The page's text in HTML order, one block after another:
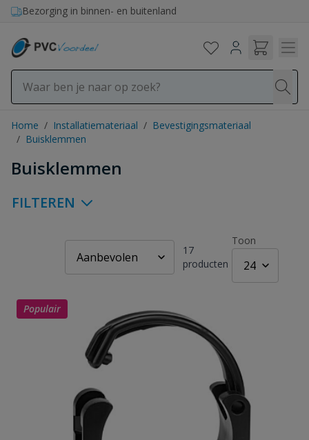
Ga naar de inhoud
Bezorging in binnen- en buitenland
Home / Installatiemateriaal / Bevestigingsmateriaal
/ Buisklemmen
Buisklemmen
FILTEREN
17
producten
Toon
Populair